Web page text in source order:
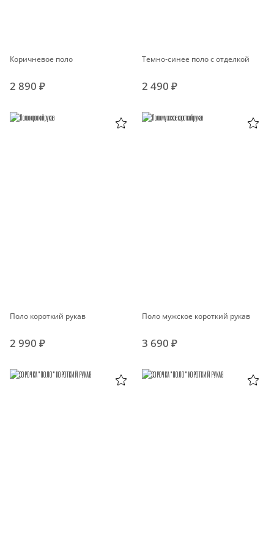
Коричневое поло
2 890 ₽
Темно-синее поло с отделкой
2 490 ₽
Поло короткий рукав
2 990 ₽
Поло мужское короткий рукав
3 690 ₽